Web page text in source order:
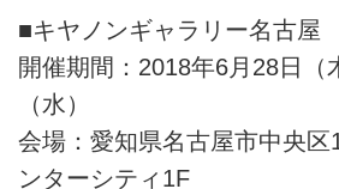
■キヤノンギャラリー名古屋
開催期間：2018年6月28日（
（水）
会場：愛知県名古屋市中央区
ンターシティ1F